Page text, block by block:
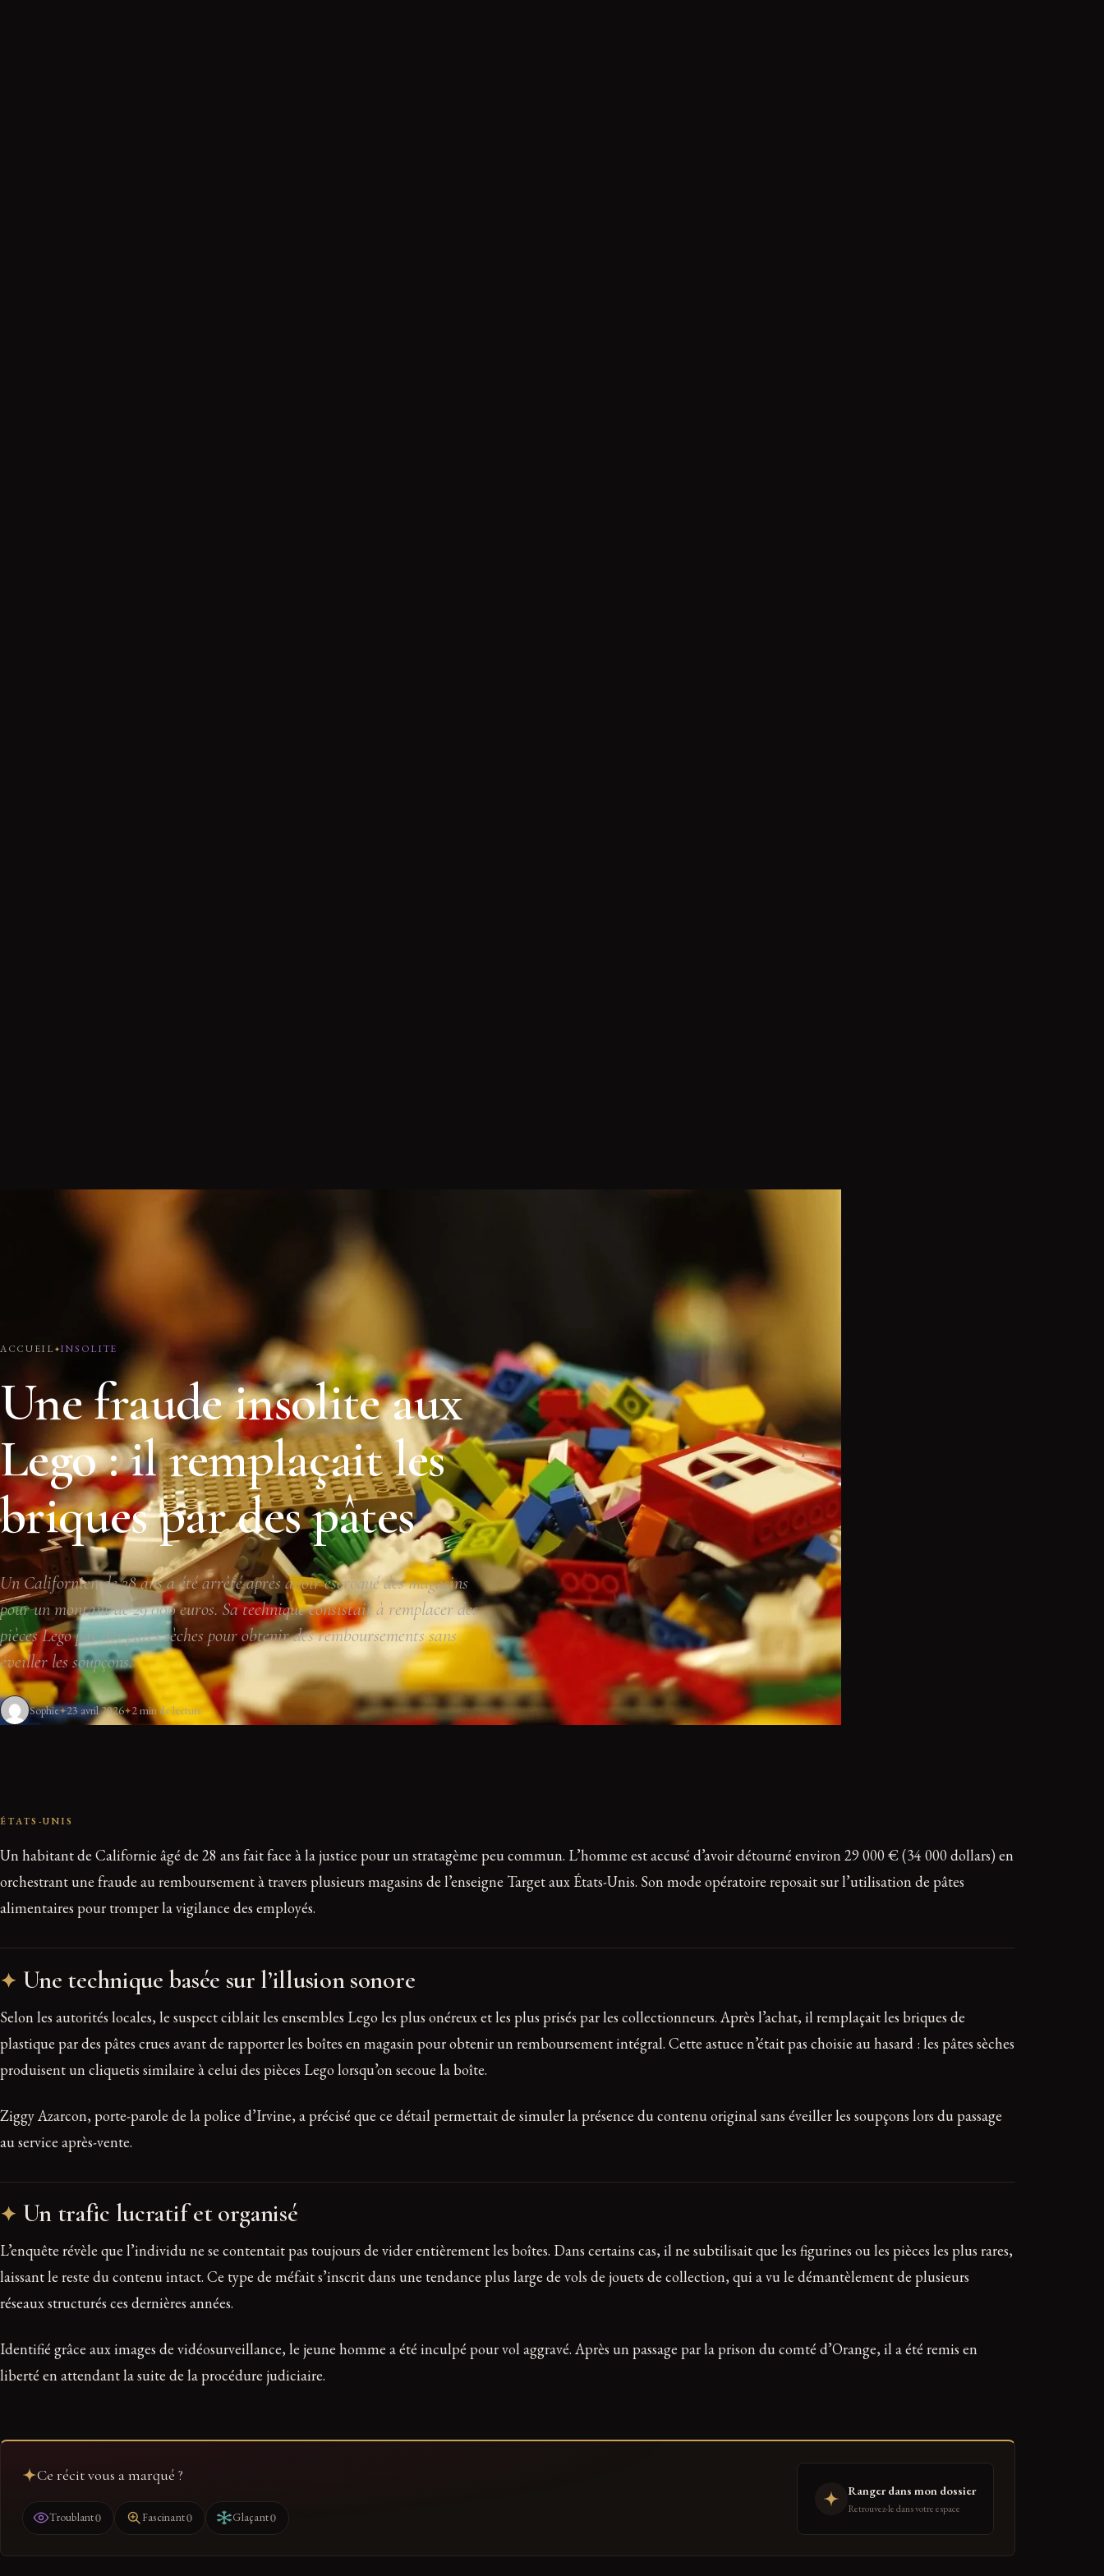
ACCUEIL INSOLITE
Une fraude insolite aux
Lego : il remplaçait les
briques par des pâtes
Un Californien de 28 ans a été arrêté après avoir escroqué des magasins
pour un montant de 29 000 euros. Sa technique consistait à remplacer des
pièces Lego par des pâtes sèches pour obtenir des remboursements sans
éveiller les soupçons.
Sophie 23 avril 2026 2 min de lecture
ÉTATS-UNIS
Un habitant de Californie âgé de 28 ans fait face à la justice pour un stratagème peu commun. L’homme est accusé d’avoir détourné environ 29 000 € (34 000 dollars) en
orchestrant une fraude au remboursement à travers plusieurs magasins de l’enseigne Target aux États-Unis. Son mode opératoire reposait sur l’utilisation de pâtes
alimentaires pour tromper la vigilance des employés.
Une technique basée sur l’illusion sonore
Selon les autorités locales, le suspect ciblait les ensembles Lego les plus onéreux et les plus prisés par les collectionneurs. Après l’achat, il remplaçait les briques de
plastique par des pâtes crues avant de rapporter les boîtes en magasin pour obtenir un remboursement intégral. Cette astuce n’était pas choisie au hasard : les pâtes sèches
produisent un cliquetis similaire à celui des pièces Lego lorsqu’on secoue la boîte.
Ziggy Azarcon, porte-parole de la police d’Irvine, a précisé que ce détail permettait de simuler la présence du contenu original sans éveiller les soupçons lors du passage
au service après-vente.
Un trafic lucratif et organisé
L’enquête révèle que l’individu ne se contentait pas toujours de vider entièrement les boîtes. Dans certains cas, il ne subtilisait que les figurines ou les pièces les plus rares,
laissant le reste du contenu intact. Ce type de méfait s’inscrit dans une tendance plus large de vols de jouets de collection, qui a vu le démantèlement de plusieurs
réseaux structurés ces dernières années.
Identifié grâce aux images de vidéosurveillance, le jeune homme a été inculpé pour vol aggravé. Après un passage par la prison du comté d’Orange, il a été remis en
liberté en attendant la suite de la procédure judiciaire.
Ce récit vous a marqué ?
Troublant0 Fascinant0 Glaçant0
Ranger dans mon dossier
Retrouvez-le dans votre espace